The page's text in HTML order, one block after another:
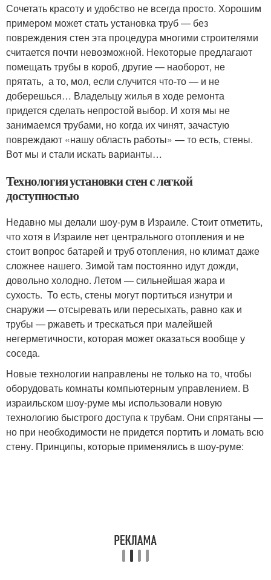
Сочетать красоту и удобство не всегда просто. Хорошим
примером может стать установка труб — без
повреждения стен эта процедура многими строителями
считается почти невозможной. Некоторые предлагают
помещать трубы в короб, другие — наоборот, не
прятать, а то, мол, если случится что-то — и не
доберешься… Владельцу жилья в ходе ремонта
придется сделать непростой выбор. И хотя мы не
занимаемся трубами, но когда их чинят, зачастую
повреждают «нашу область работы» — то есть, стены.
Вот мы и стали искать варианты…
Технология установки стен с легкой
доступностью
Недавно мы делали шоу-рум в Израиле. Стоит отметить,
что хотя в Израиле нет центрального отопления и не
стоит вопрос батарей и труб отопления, но климат даже
сложнее нашего. Зимой там постоянно идут дожди,
довольно холодно. Летом — сильнейшая жара и
сухость. То есть, стены могут портиться изнутри и
снаружи — отсыревать или пересыхать, равно как и
трубы — ржаветь и трескаться при малейшей
негерметичности, которая может оказаться вообще у
соседа.
Новые технологии направлены не только на то, чтобы
оборудовать комнаты компьютерным управлением. В
израильском шоу-руме мы использовали новую
технологию быстрого доступа к трубам. Они спрятаны —
но при необходимости не придется портить и ломать всю
стену. Принципы, которые применялись в шоу-руме: